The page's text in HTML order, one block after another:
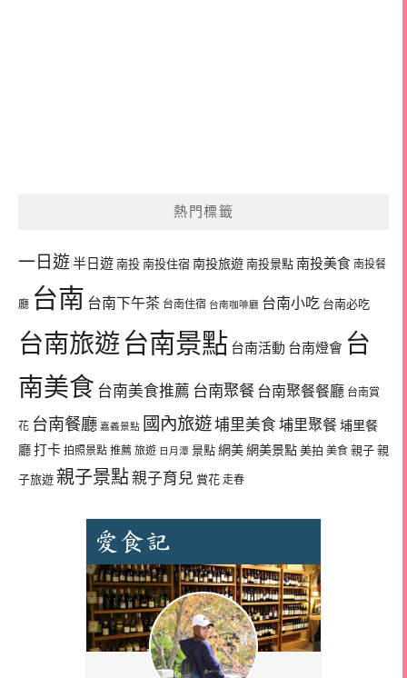
熱門標籤
一日遊半日遊 南投 南投住宿 南投旅遊 南投景點 南投美食 南投餐
廳 台南 台南下午茶 台南住宿 台南咖啡廳 台南小吃 台南必吃
台南旅遊 台南景點 台南活動 台南燈會 台
南美食 台南美食推薦 台南聚餐 台南聚餐餐廳 台南賞
花 台南餐廳 嘉義景點 國內旅遊埔里美食 埔里聚餐埔里餐
廳打卡 拍照景點 推薦 旅遊 日月潭 景點 網美網美景點 美拍 美食 親子 親
子旅遊 親子景點親子育兒 賞花 走春